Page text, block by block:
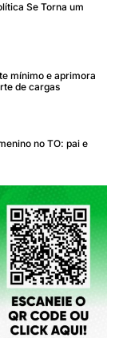
Se Torna um
mínimo e aprimora
de cargas
no TO: pai e